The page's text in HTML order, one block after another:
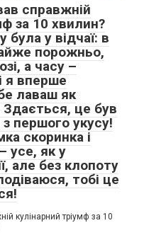
справжній
за 10 хвилин?
була у відчаї: в
порожньо,
а часу –
я вперше
лаваш як
це був
першого укусу!
скоринка і
усе, як у
але без клопоту
тобі це
кулінарний тріумф за 10